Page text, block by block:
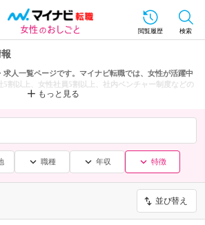
閲覧履歴 検索
人一覧ページです。マイナビ転職では、女性が活躍中
5割以上、女性社員5割以上、社内ベンチャー制度などの
もっと見る
職種 年収 特徴
並び替え